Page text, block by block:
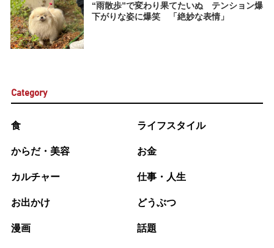
“雨散歩”で変わり果てたいぬ テンション爆
下がりな姿に爆笑 「絶妙な表情」
Category
食 ライフスタイル
からだ・美容 お金
カルチャー 仕事・人生
お出かけ どうぶつ
漫画 話題